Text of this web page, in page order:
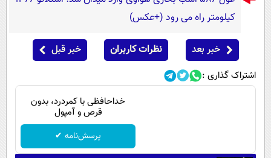
سیاست خارجی
کیلومتر راه می رود (+عکس)
خبر بعد نظرات کاربران خبر قبل
اشتراک گذاری :
خداحافظی با کمردرد، بدون
قرص و آمپول
پرسش‌نامه ✔